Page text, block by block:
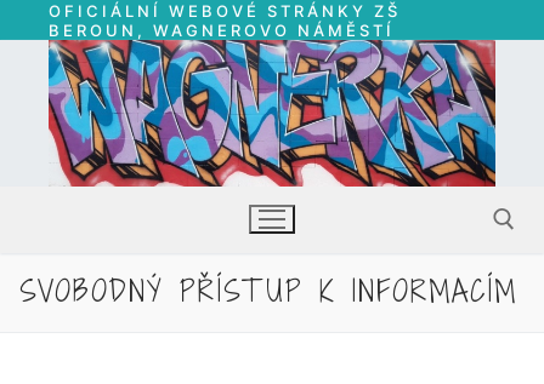
Přeskočit
na
obsah
OFICIÁLNÍ WEBOVÉ STRÁNKY ZŠ
BEROUN, WAGNEROVO NÁMĚSTÍ
SVOBODNÝ PŘÍSTUP K INFORMACÍM